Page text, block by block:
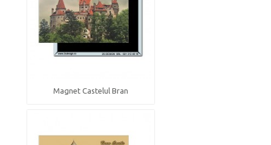
Magnet Castelul Bran